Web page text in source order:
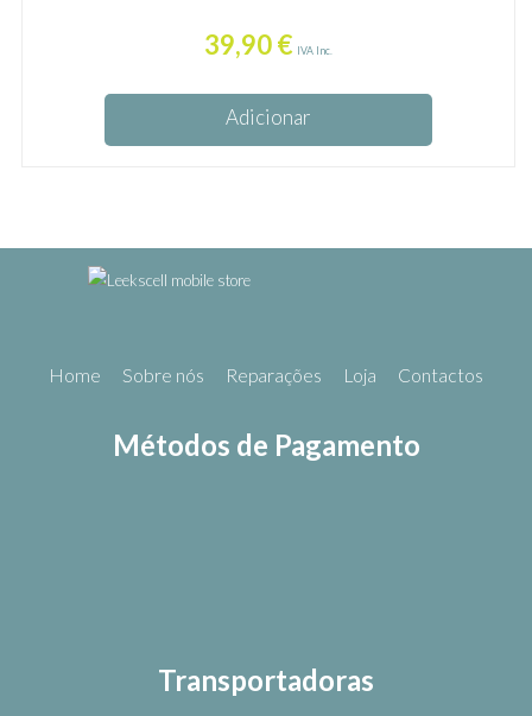
39,90€ IVA Inc.
Adicionar
Home Sobre nós Reparações Loja Contactos
Métodos de Pagamento
Transportadoras